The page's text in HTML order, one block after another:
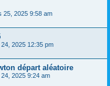
25, 2025 9:58 am
2025 12:35 pm
départ aléatoire
2025 9:24 am